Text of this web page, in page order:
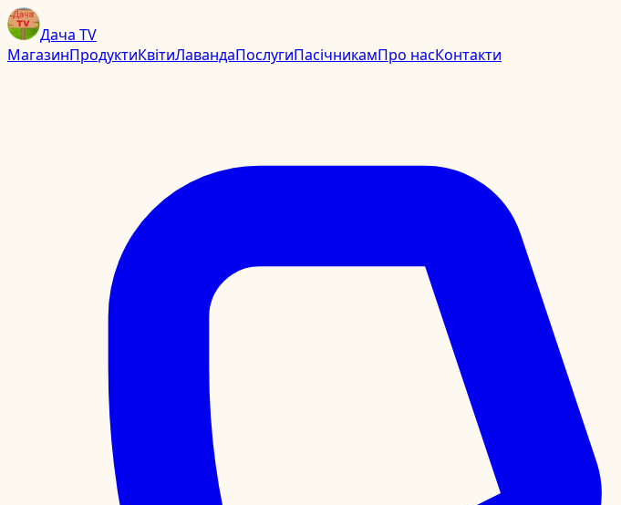
Дача TV
МагазинПродуктиКвітиЛавандаПослугиПасічникамПро насКонтакти